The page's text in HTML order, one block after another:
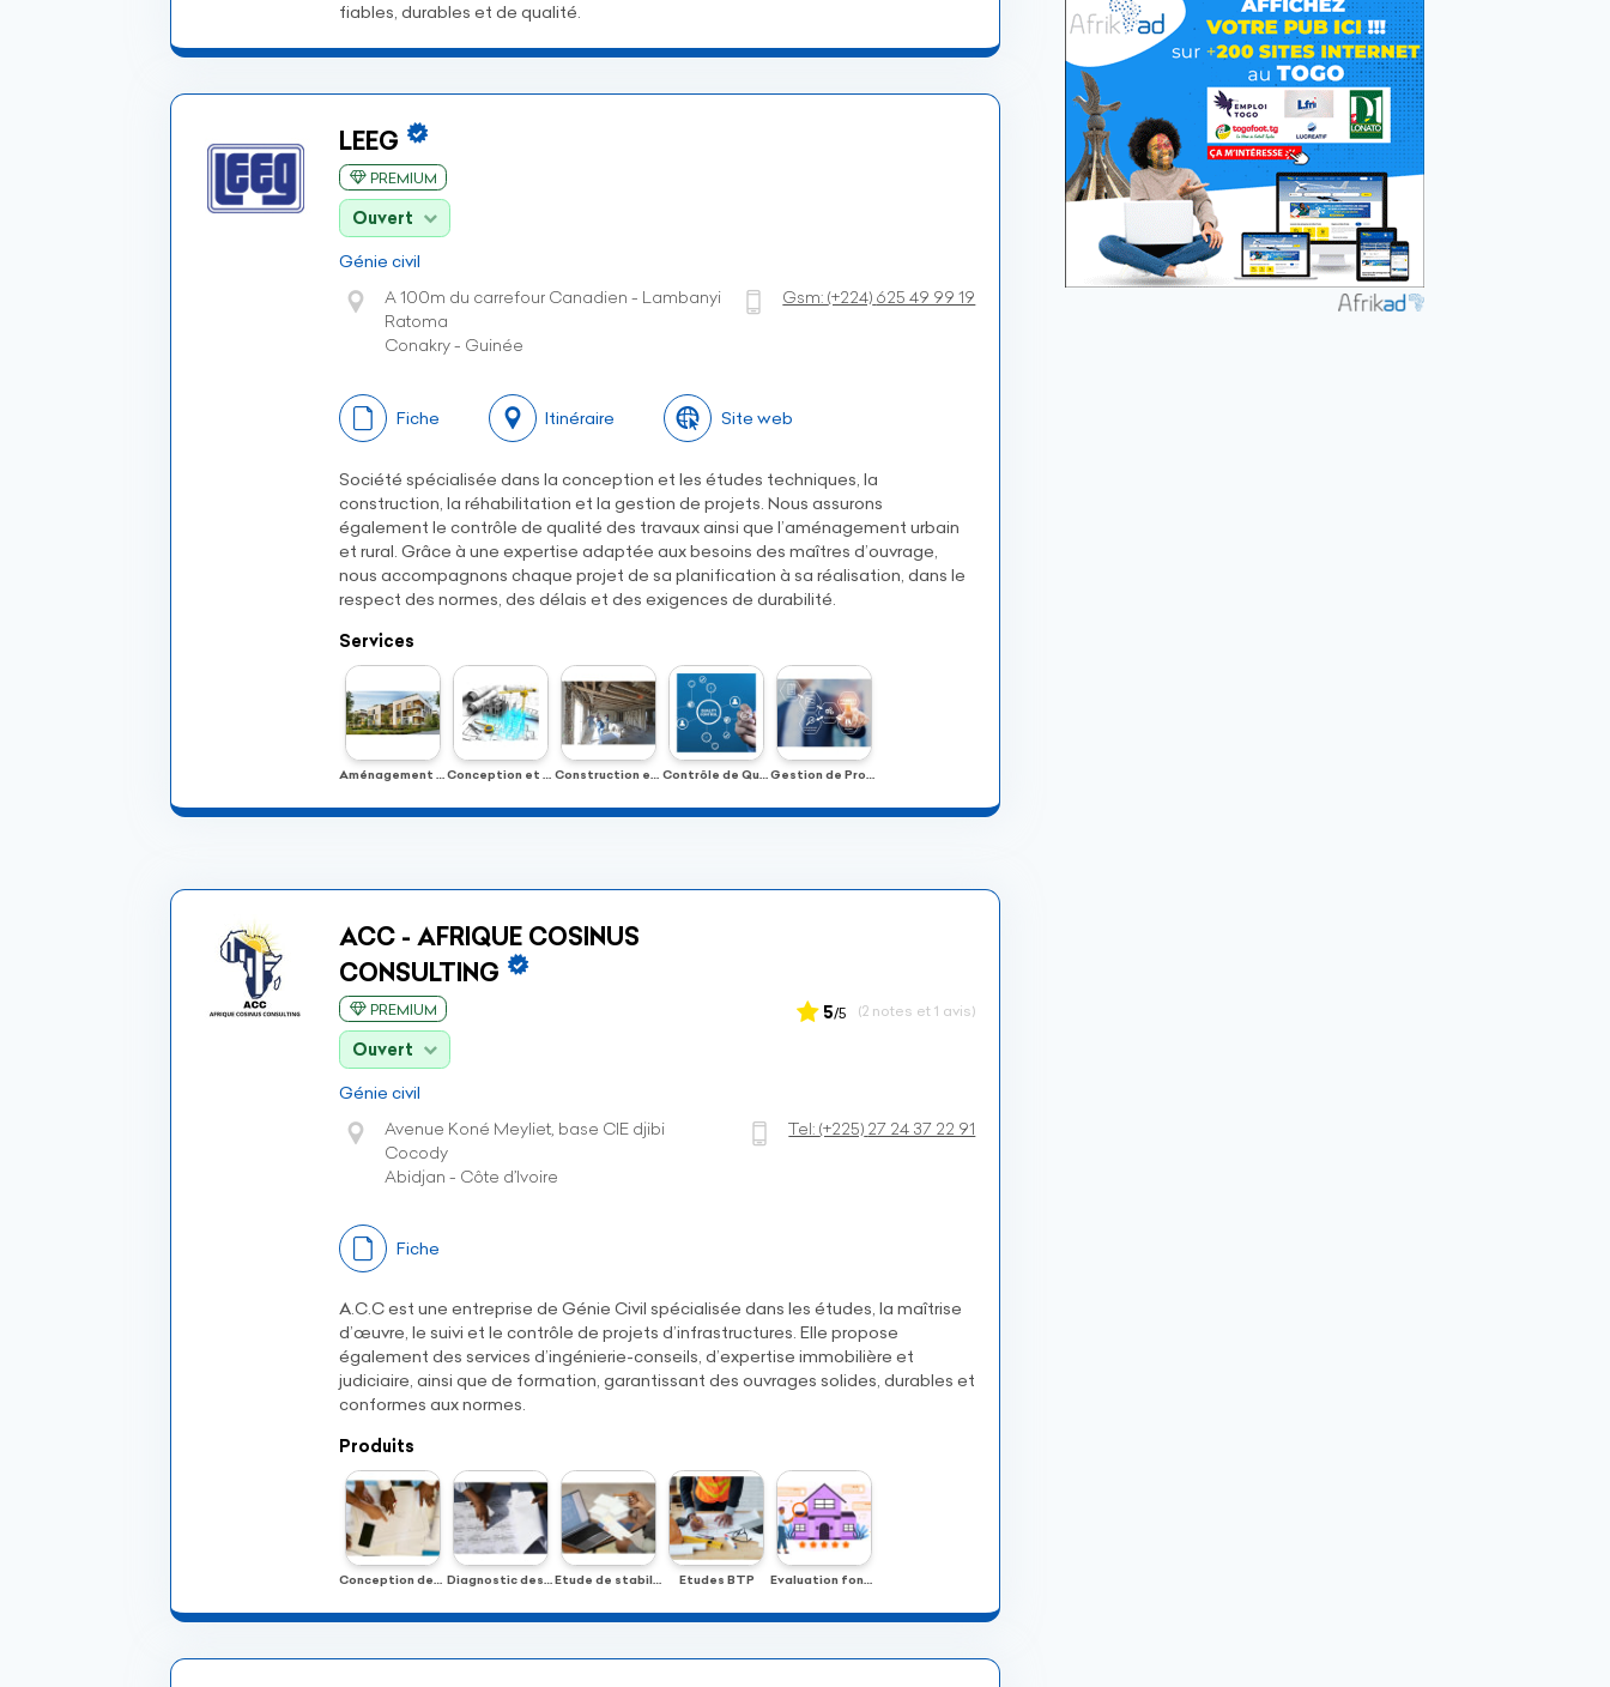
fiables, durables et de qualité.
LEEG
PREMIUM
Ouvert
Génie civil
A 100m du carrefour Canadien - Lambanyi
Ratoma
Conakry - Guinée
Gsm:(+224) 625 49 99 19
Fiche Itinéraire Site web
Société spécialisée dans la conception et les études techniques, la
construction, la réhabilitation et la gestion de projets. Nous assurons
également le contrôle de qualité des travaux ainsi que l’aménagement urbain
et rural. Grâce à une expertise adaptée aux besoins des maîtres d’ouvrage,
nous accompagnons chaque projet de sa planification à sa réalisation, dans le
respect des normes, des délais et des exigences de durabilité.
Services
Aménagement Urbain et Rural Conception et Études Techniques Construction et Réhabilitation Contrôle de Qualité Gestion de Projets
ACC - AFRIQUE COSINUS
CONSULTING
PREMIUM
Ouvert
Génie civil
5/5 (2 notes et 1 avis)
Avenue Koné Meyliet, base CIE djibi
Cocody
Abidjan - Côte d’Ivoire
Tel:(+225) 27 24 37 22 91
Fiche
A.C.C est une entreprise de Génie Civil spécialisée dans les études, la maîtrise
d’œuvre, le suivi et le contrôle de projets d’infrastructures. Elle propose
également des services d’ingénierie-conseils, d’expertise immobilière et
judiciaire, ainsi que de formation, garantissant des ouvrages solides, durables et
conformes aux normes.
Produits
Conception des produits Diagnostic des structures Etude de stabilité et solidarité des ouvrages Etudes BTP Evaluation foncière et immobilière